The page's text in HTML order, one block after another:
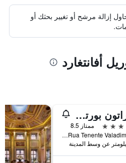
إزالة مرشح أو تغيير بحثك أو
أفانتغارد
شيراتون بورتو هوتل آند سبا
ممتاز 8.5
Rua Tenente Valadim, 146, بورتو, محافظة بورتو, البرتغال